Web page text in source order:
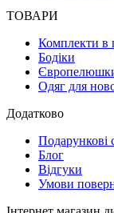
ТОВАРИ
Комплекти в
Бодіки
Одяг для
Додатково
Подарункові
Блог
Відгуки
Умови